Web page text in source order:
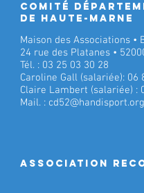
Comité
de Haute-Marne
Maison des Associations •
24 rue des Platanes •
Tél. : 03 25 03 30 28
Caroline Gall (salariée): 06
Claire Lambert (salariée) :
Mail. : cd52@handisport.org
ASSociation